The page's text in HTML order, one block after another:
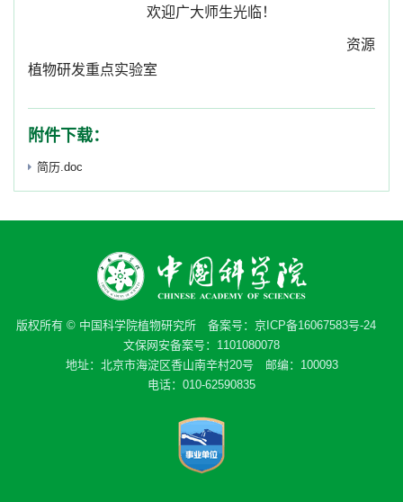
欢迎广大师生光临！
资源
植物研发重点实验室
附件下载：
简历.doc
版权所有 © 中国科学院植物研究所 备案号： 京ICP备16067583号-24
文保网安备案号：1101080078
地址：北京市海淀区香山南辛村20号 邮编：100093
电话：010-62590835